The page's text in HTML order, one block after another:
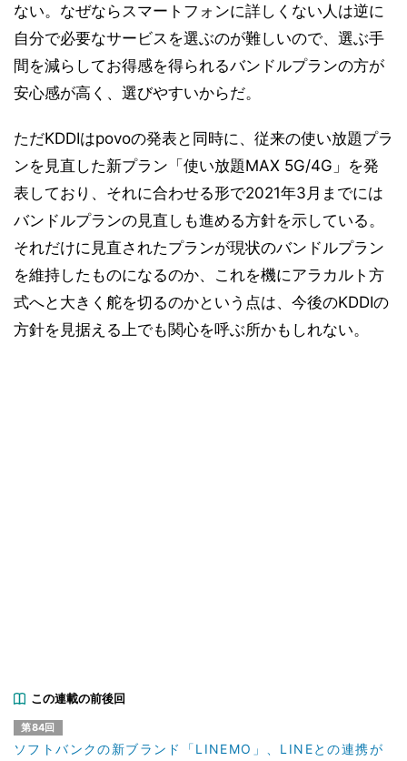
ない。なぜならスマートフォンに詳しくない人は逆に
自分で必要なサービスを選ぶのが難しいので、選ぶ手
間を減らしてお得感を得られるバンドルプランの方が
安心感が高く、選びやすいからだ。
ただKDDIはpovoの発表と同時に、従来の使い放題プラ
ンを見直した新プラン「使い放題MAX 5G/4G」を発
表しており、それに合わせる形で2021年3月までには
バンドルプランの見直しも進める方針を示している。
それだけに見直されたプランが現状のバンドルプラン
を維持したものになるのか、これを機にアラカルト方
式へと大きく舵を切るのかという点は、今後のKDDIの
方針を見据える上でも関心を呼ぶ所かもしれない。
この連載の前後回
第84回
ソフトバンクの新ブランド「LINEMO」、LINEとの連携が